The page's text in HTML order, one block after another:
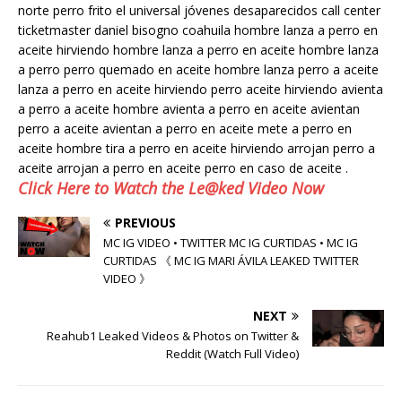
norte perro frito el universal jóvenes desaparecidos call center
ticketmaster daniel bisogno coahuila hombre lanza a perro en
aceite hirviendo hombre lanza a perro en aceite hombre lanza
a perro perro quemado en aceite hombre lanza perro a aceite
lanza a perro en aceite hirviendo perro aceite hirviendo avienta
a perro a aceite hombre avienta a perro en aceite avientan
perro a aceite avientan a perro en aceite mete a perro en
aceite hombre tira a perro en aceite hirviendo arrojan perro a
aceite arrojan a perro en aceite perro en caso de aceite .
Click Here to Watch the Le@ked Video Now
PREVIOUS
MC IG VIDEO • TWITTER MC IG CURTIDAS • MC IG
CURTIDAS 《 MC IG MARI ÁVILA LEAKED TWITTER
VIDEO 》
NEXT
Reahub1 Leaked Videos & Photos on Twitter &
Reddit (Watch Full Video)